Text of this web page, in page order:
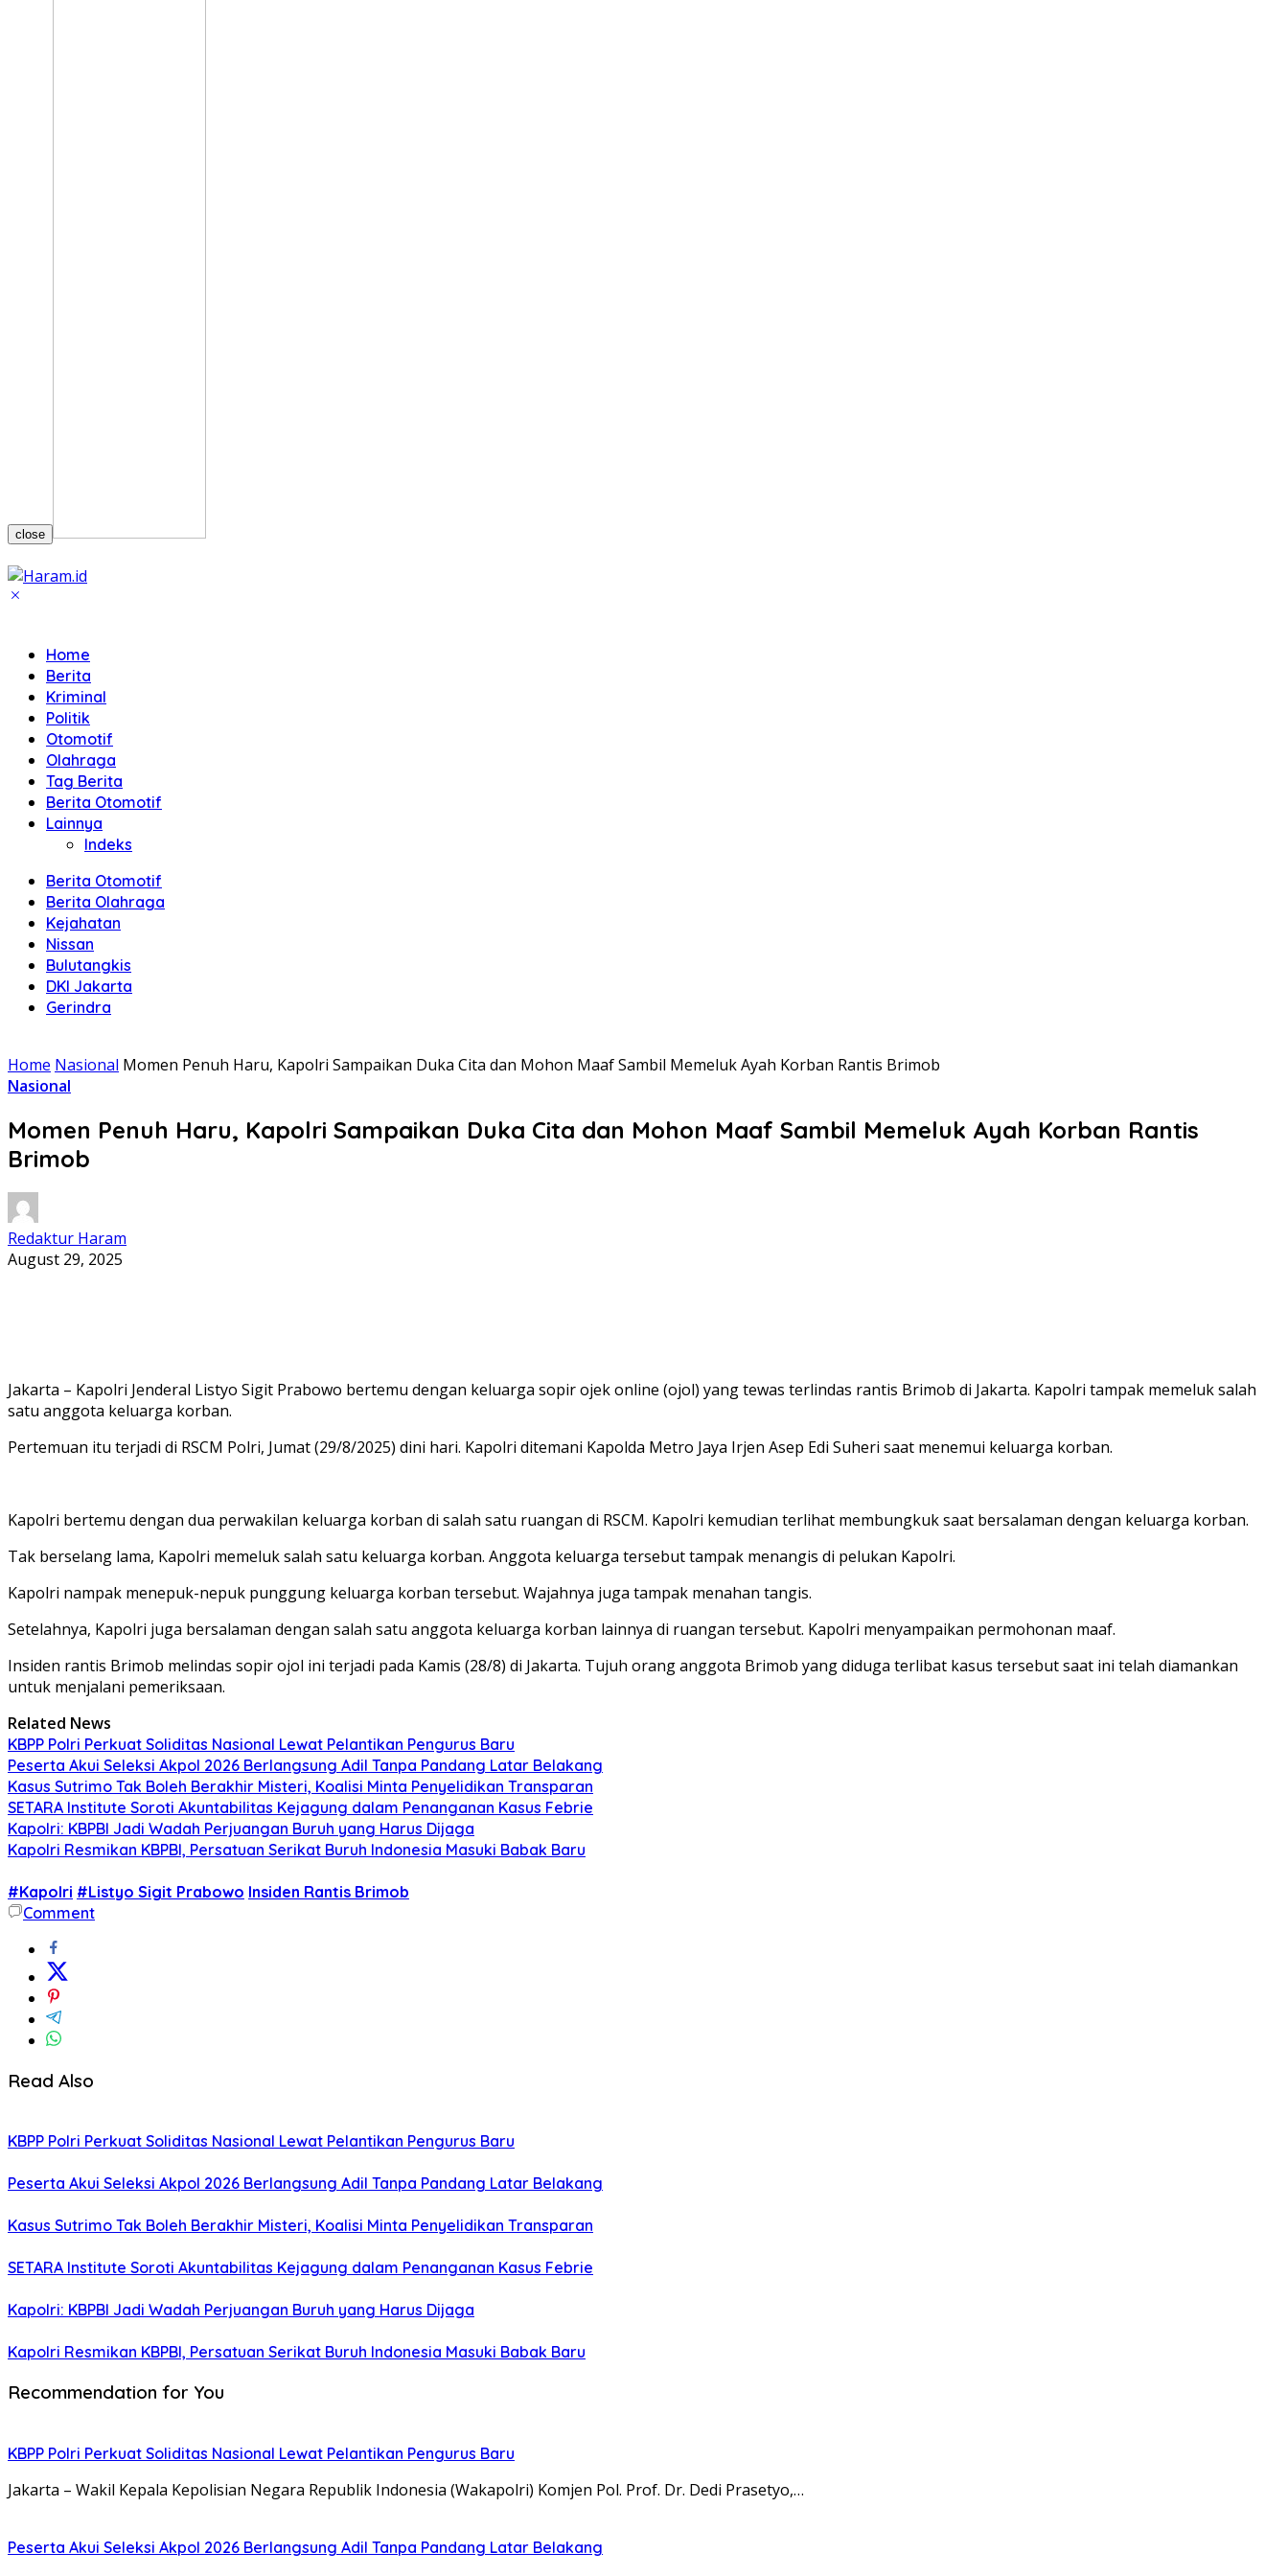
close
Home
Berita
Kriminal
Politik
Otomotif
Olahraga
Tag Berita
Berita Otomotif
Lainnya
Indeks
Berita Otomotif
Berita Olahraga
Kejahatan
Nissan
Bulutangkis
DKI Jakarta
Gerindra
Home Nasional Momen Penuh Haru, Kapolri Sampaikan Duka Cita dan Mohon Maaf Sambil Memeluk Ayah Korban Rantis Brimob
Nasional
Momen Penuh Haru, Kapolri Sampaikan Duka Cita dan Mohon Maaf Sambil Memeluk Ayah Korban Rantis
Brimob
Redaktur Haram
August 29, 2025
Jakarta – Kapolri Jenderal Listyo Sigit Prabowo bertemu dengan keluarga sopir ojek online (ojol) yang tewas terlindas rantis Brimob di Jakarta. Kapolri tampak memeluk salah
satu anggota keluarga korban.
Pertemuan itu terjadi di RSCM Polri, Jumat (29/8/2025) dini hari. Kapolri ditemani Kapolda Metro Jaya Irjen Asep Edi Suheri saat menemui keluarga korban.
Kapolri bertemu dengan dua perwakilan keluarga korban di salah satu ruangan di RSCM. Kapolri kemudian terlihat membungkuk saat bersalaman dengan keluarga korban.
Tak berselang lama, Kapolri memeluk salah satu keluarga korban. Anggota keluarga tersebut tampak menangis di pelukan Kapolri.
Kapolri nampak menepuk-nepuk punggung keluarga korban tersebut. Wajahnya juga tampak menahan tangis.
Setelahnya, Kapolri juga bersalaman dengan salah satu anggota keluarga korban lainnya di ruangan tersebut. Kapolri menyampaikan permohonan maaf.
Insiden rantis Brimob melindas sopir ojol ini terjadi pada Kamis (28/8) di Jakarta. Tujuh orang anggota Brimob yang diduga terlibat kasus tersebut saat ini telah diamankan
untuk menjalani pemeriksaan.
Related News
KBPP Polri Perkuat Soliditas Nasional Lewat Pelantikan Pengurus Baru
Peserta Akui Seleksi Akpol 2026 Berlangsung Adil Tanpa Pandang Latar Belakang
Kasus Sutrimo Tak Boleh Berakhir Misteri, Koalisi Minta Penyelidikan Transparan
SETARA Institute Soroti Akuntabilitas Kejagung dalam Penanganan Kasus Febrie
Kapolri: KBPBI Jadi Wadah Perjuangan Buruh yang Harus Dijaga
Kapolri Resmikan KBPBI, Persatuan Serikat Buruh Indonesia Masuki Babak Baru
#Kapolri #Listyo Sigit Prabowo Insiden Rantis Brimob
Comment
Read Also
KBPP Polri Perkuat Soliditas Nasional Lewat Pelantikan Pengurus Baru
Peserta Akui Seleksi Akpol 2026 Berlangsung Adil Tanpa Pandang Latar Belakang
Kasus Sutrimo Tak Boleh Berakhir Misteri, Koalisi Minta Penyelidikan Transparan
SETARA Institute Soroti Akuntabilitas Kejagung dalam Penanganan Kasus Febrie
Kapolri: KBPBI Jadi Wadah Perjuangan Buruh yang Harus Dijaga
Kapolri Resmikan KBPBI, Persatuan Serikat Buruh Indonesia Masuki Babak Baru
Recommendation for You
KBPP Polri Perkuat Soliditas Nasional Lewat Pelantikan Pengurus Baru
Jakarta – Wakil Kepala Kepolisian Negara Republik Indonesia (Wakapolri) Komjen Pol. Prof. Dr. Dedi Prasetyo,…
Peserta Akui Seleksi Akpol 2026 Berlangsung Adil Tanpa Pandang Latar Belakang